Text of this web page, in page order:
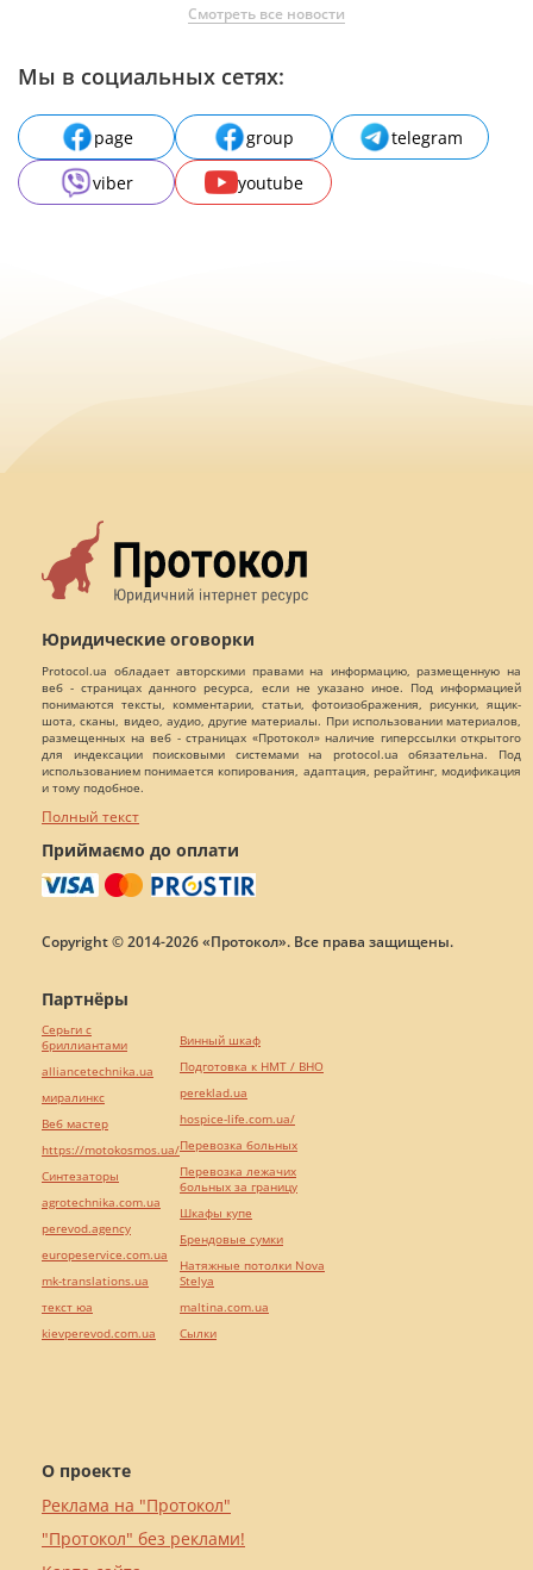
Смотреть все новости
Мы в социальных сетях:
page group
telegram
viber
youtube
Юридические оговорки
Protocol.ua обладает авторскими правами на информацию, размещенную на
веб - страницах данного ресурса, если не указано иное. Под информацией
понимаются тексты, комментарии, статьи, фотоизображения, рисунки, ящик-
шота, сканы, видео, аудио, другие материалы. При использовании материалов,
размещенных на веб - страницах «Протокол» наличие гиперссылки открытого
для индексации поисковыми системами на protocol.ua обязательна. Под
использованием понимается копирования, адаптация, рерайтинг, модификация
и тому подобное.
Полный текст
Приймаємо до оплати
Copyright © 2014-2026 «Протокол». Все права защищены.
О проекте
Реклама на "Протокол"
"Протокол" без реклами!
Партнёры
Серьги с
бриллиантами
alliancetechnika.ua
миралинкс
Веб мастер
https://motokosmos.ua/
Синтезаторы
agrotechnika.com.ua
perevod.agency
europeservice.com.ua
mk-translations.ua
текст юа
kievperevod.com.ua
Винный шкаф
Подготовка к НМТ / ВНО
pereklad.ua
hospice-life.com.ua/
Перевозка больных
Перевозка лежачих
больных за границу
Шкафы купе
Брендовые сумки
Натяжные потолки Nova
Stelya
maltina.com.ua
Cылки